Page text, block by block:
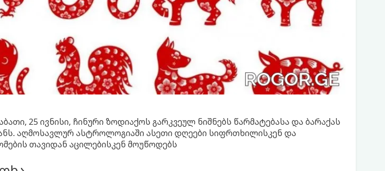
25 ივნისი, ჩინური ზოდიაქოს გარკვეულ ნიშნებს წარმატებასა და ბარაქას
აღმოსავლურ ასტროლოგიაში ასეთი დღეები სიფრთხილისკენ და
თავიდან აცილებისკენ მოუწოდებს